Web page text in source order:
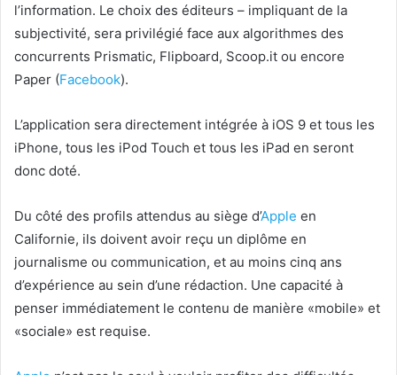
l’information. Le choix des éditeurs – impliquant de la
subjectivité, sera privilégié face aux algorithmes des
concurrents Prismatic, Flipboard, Scoop.it ou encore
Paper (Facebook).
L’application sera directement intégrée à iOS 9 et tous les
iPhone, tous les iPod Touch et tous les iPad en seront
donc doté.
Du côté des profils attendus au siège d’Apple en
Californie, ils doivent avoir reçu un diplôme en
journalisme ou communication, et au moins cinq ans
d’expérience au sein d’une rédaction. Une capacité à
penser immédiatement le contenu de manière «mobile» et
«sociale» est requise.